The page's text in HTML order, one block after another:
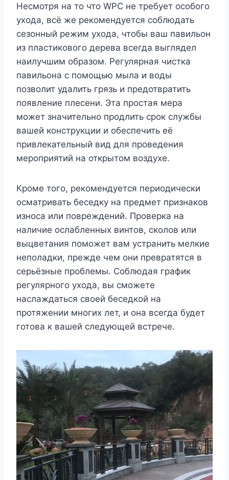
Несмотря на то что WPC не требует особого
ухода, всё же рекомендуется соблюдать
сезонный режим ухода, чтобы ваш павильон
из пластикового дерева всегда выглядел
наилучшим образом. Регулярная чистка
павильона с помощью мыла и воды
позволит удалить грязь и предотвратить
появление плесени. Эта простая мера
может значительно продлить срок службы
вашей конструкции и обеспечить её
привлекательный вид для проведения
мероприятий на открытом воздухе.
Кроме того, рекомендуется периодически
осматривать беседку на предмет признаков
износа или повреждений. Проверка на
наличие ослабленных винтов, сколов или
выцветания поможет вам устранить мелкие
неполадки, прежде чем они превратятся в
серьёзные проблемы. Соблюдая график
регулярного ухода, вы сможете
наслаждаться своей беседкой на
протяжении многих лет, и она всегда будет
готова к вашей следующей встрече.